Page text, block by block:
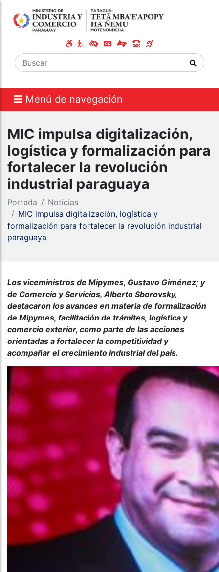
Menú de navegación
MIC impulsa digitalización,
logística y formalización para
fortalecer la revolución
industrial paraguaya
Portada
Noticias
MIC impulsa digitalización, logística y
formalización para fortalecer la revolución industrial
paraguaya
Los viceministros de Mipymes, Gustavo Giménez; y
de Comercio y Servicios, Alberto Sborovsky,
destacaron los avances en materia de formalización
de Mipymes, facilitación de trámites, logística y
comercio exterior, como parte de las acciones
orientadas a fortalecer la competitividad y
acompañar el crecimiento industrial del país.